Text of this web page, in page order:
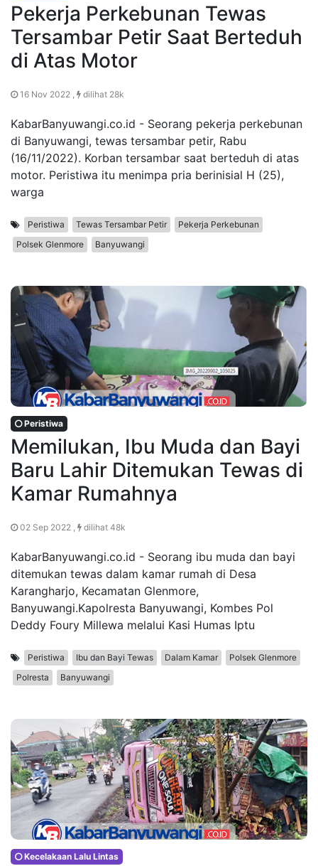
Pekerja Perkebunan Tewas
Tersambar Petir Saat Berteduh
di Atas Motor
16 Nov 2022 , dilihat 28k
KabarBanyuwangi.co.id - Seorang pekerja perkebunan
di Banyuwangi, tewas tersambar petir, Rabu
(16/11/2022). Korban tersambar saat berteduh di atas
motor. Peristiwa itu menimpa pria berinisial H (25),
warga
Peristiwa Tewas Tersambar Petir
Pekerja Perkebunan
Polsek Glenmore
Banyuwangi
Peristiwa
Memilukan, Ibu Muda dan Bayi
Baru Lahir Ditemukan Tewas di
Kamar Rumahnya
02 Sep 2022 , dilihat 48k
KabarBanyuwangi.co.id - Seorang ibu muda dan bayi
ditemukan tewas dalam kamar rumah di Desa
Karangharjo, Kecamatan Glenmore,
Banyuwangi.Kapolresta Banyuwangi, Kombes Pol
Deddy Foury Millewa melalui Kasi Humas Iptu
Peristiwa Ibu dan Bayi Tewas Dalam Kamar
Polsek Glenmore
Polresta
Banyuwangi
Kecelakaan Lalu Lintas